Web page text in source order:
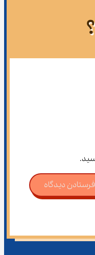
فرستادن دیدگاه